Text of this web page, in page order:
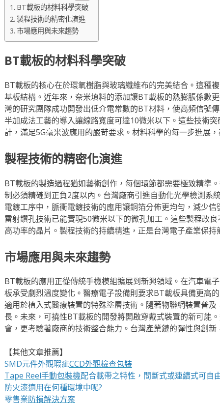
BT載板的材料科學突破
製程技術的精密化演進
市場應用與未來趨勢
BT載板的材料科學突破
BT載板的核心在於環氧樹脂與玻璃纖維布的完美結合。這種
基板結構。近年來，奈米填料的添加讓BT載板的熱膨脹係數
灣的研究團隊成功開發出低介電常數的BT材料，使高頻信號
半加成法工藝的導入讓線路寬度可達10微米以下。這些技術
計，滿足5G毫米波應用的嚴苛要求。材料科學的每一步進展
製程技術的精密化演進
BT載板的製造過程猶如藝術創作，每個環節都需要極致精準
制必須精確到正負2度以內。台灣廠商引進自動化光學檢測系
電鍍工序中，脈衝電鍍技術的應用讓銅箔分佈更均勻，減少
雷射鑽孔技術已能實現50微米以下的微孔加工。這些製程改
高功率的晶片。製程技術的持續精進，正是台灣電子產業保持
市場應用與未來趨勢
BT載板的應用正從傳統手機模組擴展到新興領域。在汽車電
板承受劇烈溫度變化。醫療電子設備則要求BT載板具備更高
適用於植入式醫療裝置的特殊塗層技術。隨著物聯網裝置普
長。未來，可撓性BT載板的開發將開啟穿戴式裝置的新可能
會，更考驗著廠商的技術整合能力。台灣產業鏈的彈性與創
【其他文章推薦】
SMD元件外觀瑕疵CCD外觀檢查包裝
Tape Reel手動包裝機配合載帶之特性，間斷式或連續式可自
防火漆適用在何種環境中呢?
零售業防損解決方案